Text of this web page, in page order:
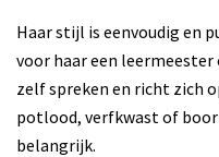
Haar stijl is eenvoudig en
voor haar een
zelf spreken en richt zich
potlood, verfkwast of
belangrijk.